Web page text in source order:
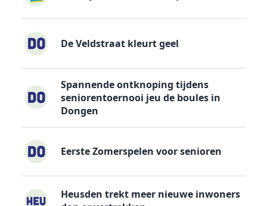
De Veldstraat kleurt geel
Spannende ontknoping tijdens
seniorentoernooi jeu de boules in
Dongen
Eerste Zomerspelen voor senioren
Heusden trekt meer nieuwe inwoners